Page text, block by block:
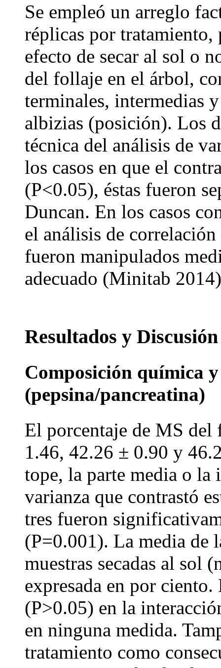
Se empleó un arreglo
réplicas por tratamiento,
efecto de secar al sol o
del follaje en el árbol,
terminales, intermedias
albizias (posición). Los
técnica del análisis de
los casos en que el
(P<0.05), éstas fueron
Duncan. En los casos
el análisis de
fueron manipulados
adecuado (Minitab
Resultados y Discusión
Composición química
(pepsina/pancreatina)
El porcentaje de MS
1.46, 42.26 ± 0.90 y
tope, la parte media o
varianza que contrastó
tres fueron
(P=0.001). La media de
muestras secadas al sol
expresada en por
(P>0.05) en la
en ninguna medida.
tratamiento como